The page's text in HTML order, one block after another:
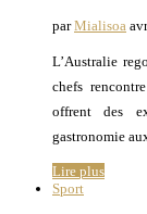
parMialisoa
L’Australie
chefs
offrent des
gastronomie
Lire plus
Sport